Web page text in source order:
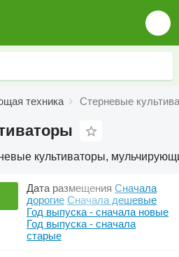
техника Стерневые
культиваторы,
Дата размещения Сначала
дорогие Сначала дешевые
Год выпуска - сначала новые
Год выпуска - сначала
старые